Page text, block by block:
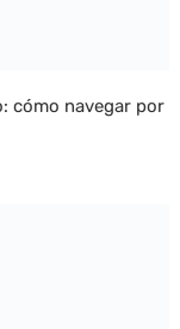
cómo navegar por